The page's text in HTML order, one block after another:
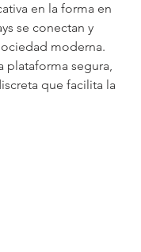
en la forma en
se conectan y
moderna.
plataforma segura,
que facilita la